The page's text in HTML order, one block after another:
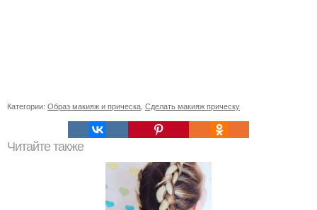
Категории: Образ макияж и прическа Сделать макияж прическу
Читайте также